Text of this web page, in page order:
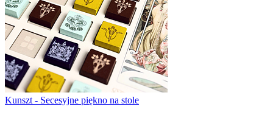
Kunszt - Secesyjne piękno na stole